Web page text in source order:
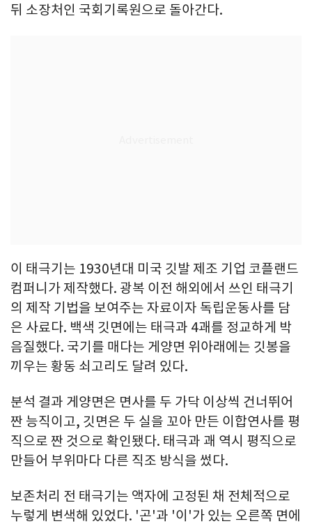
뒤 소장처인 국회기록원으로 돌아간다.
이 태극기는 1930년대 미국 깃발 제조 기업 코플랜드
컴퍼니가 제작했다. 광복 이전 해외에서 쓰인 태극기
의 제작 기법을 보여주는 자료이자 독립운동사를 담
은 사료다. 백색 깃면에는 태극과 4괘를 정교하게 박
음질했다. 국기를 매다는 게양면 위아래에는 깃봉을
끼우는 황동 쇠고리도 달려 있다.
분석 결과 게양면은 면사를 두 가닥 이상씩 건너뛰어
짠 능직이고, 깃면은 두 실을 꼬아 만든 이합연사를 평
직으로 짠 것으로 확인됐다. 태극과 괘 역시 평직으로
만들어 부위마다 다른 직조 방식을 썼다.
보존처리 전 태극기는 액자에 고정된 채 전체적으로
누렇게 변색해 있었다. '곤'과 '이'가 있는 오른쪽 면에